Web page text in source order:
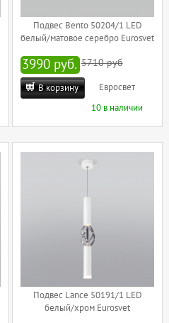
Подвес Bento 50204/1 LED
белый/матовое серебро Eurosvet
3990 руб. 5710 руб
В корзину
Евросвет
10 в наличии
Подвес Lance 50191/1 LED
белый/хром Eurosvet